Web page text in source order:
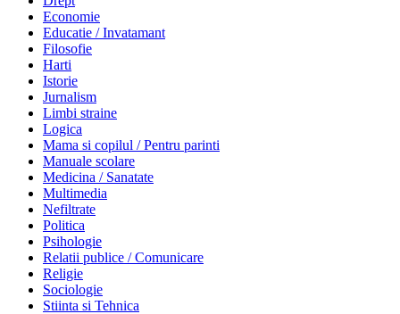
Economie
Educatie / Invatamant
Filosofie
Harti
Istorie
Jurnalism
Limbi straine
Logica
Mama si copilul / Pentru parinti
Manuale scolare
Medicina / Sanatate
Multimedia
Nefiltrate
Politica
Psihologie
Relatii publice / Comunicare
Religie
Sociologie
Stiinta si Tehnica